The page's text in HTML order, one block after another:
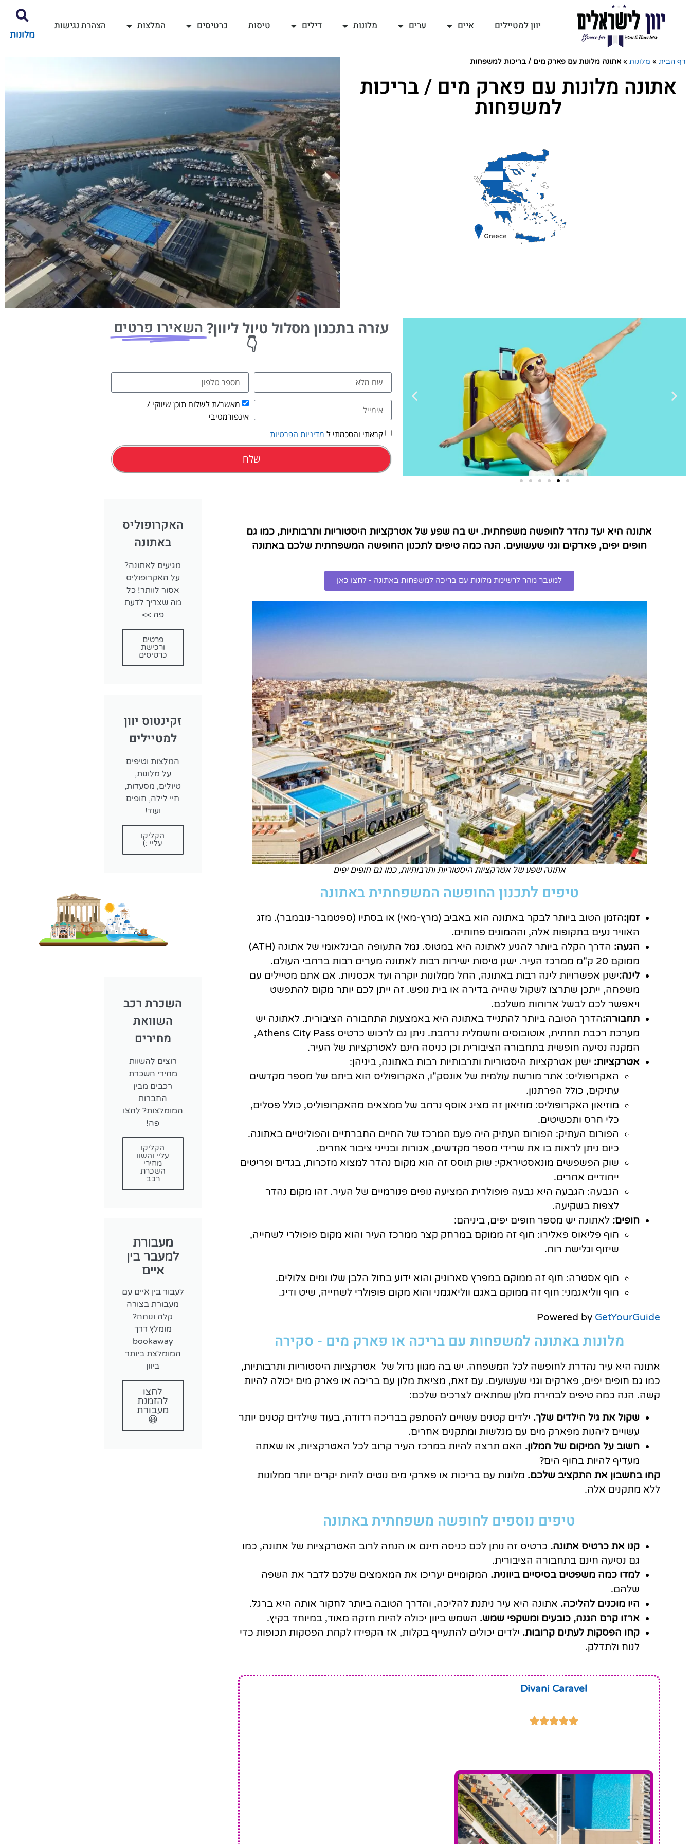
יוון למטיילים איים ערים מלונות דילים טיסות כרטיסים המלצות הצהרת נגישות
מלונות
דף הבית » מלונות » אתונה מלונות עם פארק מים / בריכות למשפחות
אתונה מלונות עם פארק מים / בריכות
למשפחות
מציאת
רכב
השוואת מחירים
עזרה בתכנון מסלול טיול ליוון? השאירו פרטים
👇
מאשר/ת לשלוח תוכן שיווקי /
אינפורמטיבי
קראתי והסכמתי ל מדיניות הפרטיות
שלח
אתונה היא יעד נהדר לחופשה משפחתית. יש בה שפע של אטרקציות היסטוריות ותרבותיות, כמו גם
חופים יפים, פארקים וגני שעשועים. הנה כמה טיפים לתכנון החופשה המשפחתית שלכם באתונה
למעבר מהר לרשימת מלונות עם בריכה למשפחות באתונה - לחצו כאן
אתונה שפע של אטרקציות היסטוריות ותרבותיות, כמו גם חופים יפים
טיפים לתכנון החופשה המשפחתית באתונה
זמן:הזמן הטוב ביותר לבקר באתונה הוא באביב (מרץ-מאי) או בסתיו (ספטמבר-נובמבר). מזג
האוויר נעים בתקופות אלה, וההמונים פחותים.
הגעה:
הדרך הקלה ביותר להגיע לאתונה היא במטוס. נמל התעופה הבינלאומי של אתונה (ATH)
ממוקם 20 ק"מ ממרכז העיר. ישנן טיסות ישירות רבות לאתונה מערים רבות ברחבי העולם.
לינה:ישנן אפשרויות לינה רבות באתונה, החל ממלונות יוקרה ועד אכסניות. אם אתם מטיילים עם
משפחה, ייתכן שתרצו לשקול שהייה בדירה או בית נופש. זה ייתן לכם יותר מקום להתפשט
ויאפשר לכם לבשל ארוחות משלכם.
תחבורה:הדרך הטובה ביותר להתנייד באתונה היא באמצעות התחבורה הציבורית. לאתונה יש
מערכת רכבת תחתית, אוטובוסים וחשמלית נרחבת. ניתן גם לרכוש כרטיס Athens City Pass,
המקנה נסיעה חופשית בתחבורה הציבורית וכן כניסה חינם לאטרקציות של העיר.
אטרקציות: ישנן אטרקציות היסטוריות ותרבותיות רבות באתונה, ביניהן:
האקרופוליס: אתר מורשת עולמית של אונסק"ו, האקרופוליס הוא ביתם של מספר מקדשים
עתיקים, כולל הפרתנון.
מוזיאון האקרופוליס: מוזיאון זה מציג אוסף נרחב של ממצאים מהאקרופוליס, כולל פסלים,
כלי חרס ותכשיטים.
הפורום העתיק: הפורום העתיק היה פעם המרכז של החיים החברתיים והפוליטיים באתונה.
כיום ניתן לראות בו את שרידי מספר מקדשים, אגורות ובנייני ציבור אחרים.
שוק הפשפשים מונאסטיראקי: שוק תוסס זה הוא מקום נהדר למצוא מזכרות, בגדים ופריטים
ייחודיים אחרים.
הגבעה: הגבעה היא גבעה פופולרית המציעה נופים פנורמיים של העיר. זהו מקום נהדר
לצפות בשקיעה.
חופים: לאתונה יש מספר חופים יפים, ביניהם:
חוף פליאוס פאלירו: חוף זה ממוקם במרחק קצר ממרכז העיר והוא מקום פופולרי לשחייה,
שיזוף וגלישת רוח.
חוף אסטרה: חוף זה ממוקם במפרץ סארוניק והוא ידוע בחול הלבן שלו ומים צלולים.
חוף ווליאגמני: חוף זה ממוקם באגם ווליאגמני והוא מקום פופולרי לשחייה, שיט ודיג.
Powered by GetYourGuide
מלונות באתונה למשפחות עם בריכה או פארק מים - סקירה
אתונה היא עיר נהדרת לחופשה לכל המשפחה. יש בה מגוון גדול של אטרקציות היסטוריות ותרבותיות,
כמו גם חופים יפים, פארקים וגני שעשועים. עם זאת, מציאת מלון עם בריכה או פארק מים יכולה להיות
קשה. הנה כמה טיפים לבחירת מלון שמתאים לצרכים שלכם:
שקול את גיל הילדים שלך. ילדים קטנים עשויים להסתפק בבריכה רדודה, בעוד שילדים קטנים יותר
עשויים ליהנות מפארק מים עם מגלשות ומתקנים אחרים.
חשוב על המיקום של המלון. האם תרצה להיות במרכז העיר קרוב לכל האטרקציות, או שאתה
מעדיף להיות בחוף הים?
קחו בחשבון את התקציב שלכם. מלונות עם בריכות או פארקי מים נוטים להיות יקרים יותר ממלונות
ללא מתקנים אלה.
טיפים נוספים לחופשה משפחתית באתונה
קנו את כרטיס אתונה. כרטיס זה נותן לכם כניסה חינם או הנחה לרוב האטרקציות של אתונה, כמו
גם נסיעה חינם בתחבורה הציבורית.
למדו כמה משפטים בסיסיים ביוונית. המקומיים יעריכו את המאמצים שלכם לדבר את השפה
שלהם.
היו מוכנים להליכה. אתונה היא עיר ניתנת להליכה, והדרך הטובה ביותר לחקור אותה היא ברגל.
ארזו קרם הגנה, כובעים ומשקפי שמש. השמש ביוון יכולה להיות חזקה מאוד, במיוחד בקיץ.
קחו הפסקות לעתים קרובות. ילדים יכולים להתעייף בקלות, אז הקפידו לקחת הפסקות תכופות כדי
לנוח ולתדלק.
Divani Caravel





האקרופוליס
באתונה
מגיעים לאתונה?
על האקרופוליס
אסור לוותר! כל
מה שצריך לדעת
פה >>
פרטים
ורכישת
כרטיסים
זקינטוס יוון
למטיילים
המלצות וטיפים
על מלונות,
טיולים, מסעדות,
חיי לילה, חופים
ועוד!
הקליקו
עליי :)
השכרת רכב
השוואת
מחירים
רוצים להשוות
מחירי השכרת
רכבים מבין
החברות
המומלצות? לחצו
פה!
הקליקו
עליי והשוו
מחירי
השכרת
רכב
מעבורת
למעבר בין
איים
לעבור בין איים עם
מעבורת בצורה
קלה ונוחה?
מומלץ דרך
bookaway
המומלצת ביותר
ביוון
לחצו
להזמנת
מעבורת
😀